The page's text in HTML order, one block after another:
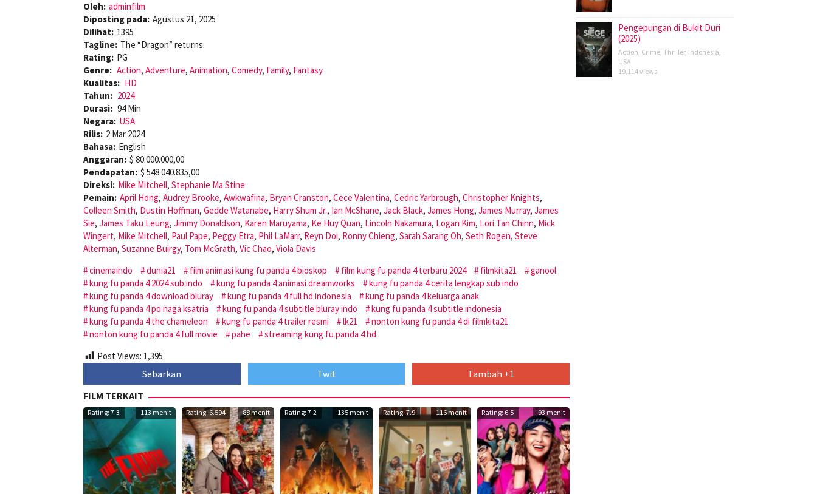
Oleh: adminfilm
Diposting pada: Agustus 21, 2025
Dilihat: 1395
Tagline: The “Dragon” returns.
Rating: PG
Genre: Action, Adventure, Animation, Comedy, Family, Fantasy
Kualitas: HD
Tahun: 2024
Durasi: 94 Min
Negara: USA
Rilis: 2 Mar 2024
Bahasa: English
Anggaran: $ 80.000.000,00
Pendapatan: $ 548.040.835,00
Direksi: Mike Mitchell, Stephanie Ma Stine
Pemain: April Hong, Audrey Brooke, Awkwafina, Bryan Cranston, Cece Valentina, Cedric Yarbrough, Christopher Knights,
Colleen Smith, Dustin Hoffman, Gedde Watanabe, Harry Shum Jr., Ian McShane, Jack Black, James Hong, James Murray, James
Sie, James Taku Leung, Jimmy Donaldson, Karen Maruyama, Ke Huy Quan, Lincoln Nakamura, Logan Kim, Lori Tan Chinn, Mick
Wingert, Mike Mitchell, Paul Pape, Peggy Etra, Phil LaMarr, Reyn Doi, Ronny Chieng, Sarah Sarang Oh, Seth Rogen, Steve
Alterman, Suzanne Buirgy, Tom McGrath, Vic Chao, Viola Davis
cinemaindo
dunia21 film animasi kung fu panda 4 bioskop film kung fu panda 4 terbaru 2024 filmkita21
ganool
kung fu panda 4 2024 sub indo
kung fu panda 4 animasi dreamworks
kung fu panda 4 cerita lengkap sub indo
kung fu panda 4 download bluray
kung fu panda 4 full hd indonesia
kung fu panda 4 keluarga anak
kung fu panda 4 po naga ksatria
kung fu panda 4 subtitle bluray indo
kung fu panda 4 subtitle indonesia
kung fu panda 4 the chameleon
kung fu panda 4 trailer resmi lk21
nonton kung fu panda 4 di filmkita21
nonton kung fu panda 4 full movie
pahe
streaming kung fu panda 4 hd
Post Views: 1,395
Sebarkan Twit
Tambah +1
FILM TERKAIT
Rating: 7.3 113 menit Rating: 6.594 88 menit Rating: 7.2 135 menit Rating: 7.9 116 menit Rating: 6.5 93 menit
Pengepungan di Bukit Duri
(2025)
Action, Crime, Thriller, Indonesia,
USA
19,114 views